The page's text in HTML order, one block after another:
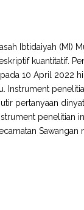
Ibtidaiyah (MI)
kuantitatif.
10 April 2022
Instrument
pertanyaan
penelitian